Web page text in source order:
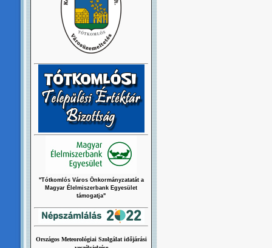
"Tótkomlós Város Önkormányzatatát a
Magyar Élelmiszerbank Egyesület
támogatja"
Országos Meteorológiai Szolgálat időjárási